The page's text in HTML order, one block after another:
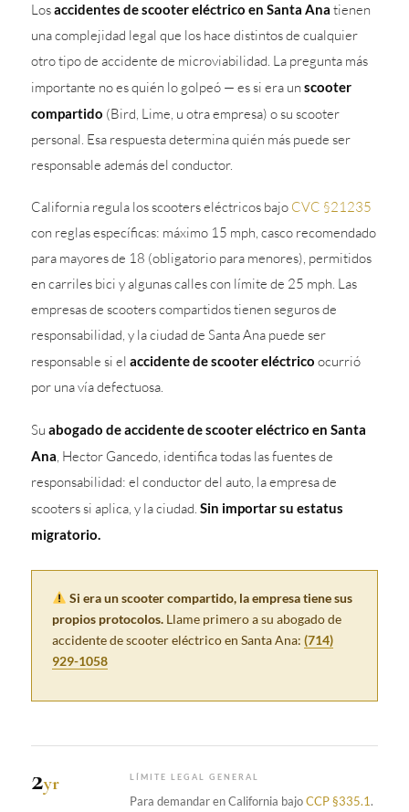
Losaccidentes de scooter eléctrico en Santa Ana tienen
una complejidad legal que los hace distintos de cualquier
otro tipo de accidente de microviabilidad. La pregunta más
importante no es quién lo golpeó — es si era un scooter
compartido (Bird, Lime, u otra empresa) o su scooter
personal. Esa respuesta determina quién más puede ser
responsable además del conductor.
California regula los scooters eléctricos bajo CVC §21235
con reglas específicas: máximo 15 mph, casco recomendado
para mayores de 18 (obligatorio para menores), permitidos
en carriles bici y algunas calles con límite de 25 mph. Las
empresas de scooters compartidos tienen seguros de
responsabilidad, y la ciudad de Santa Ana puede ser
responsable si el accidente de scooter eléctrico ocurrió
por una vía defectuosa.
Su abogado de accidente de scooter eléctrico en Santa
Ana, Hector Gancedo, identifica todas las fuentes de
responsabilidad: el conductor del auto, la empresa de
scooters si aplica, y la ciudad. Sin importar su estatus
migratorio.
Si era un scooter compartido, la empresa tiene sus
propios protocolos. Llame primero a su abogado de
accidente de scooter eléctrico en Santa Ana: (714)
929-1058
2yr LÍMITE LEGAL GENERAL
Para demandar en California bajoCCP §335.1.